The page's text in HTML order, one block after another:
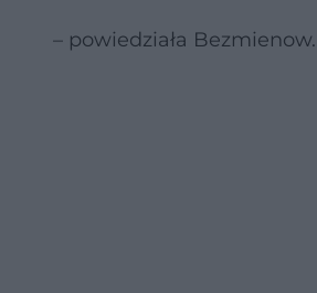
– powiedziała Bezmienow.